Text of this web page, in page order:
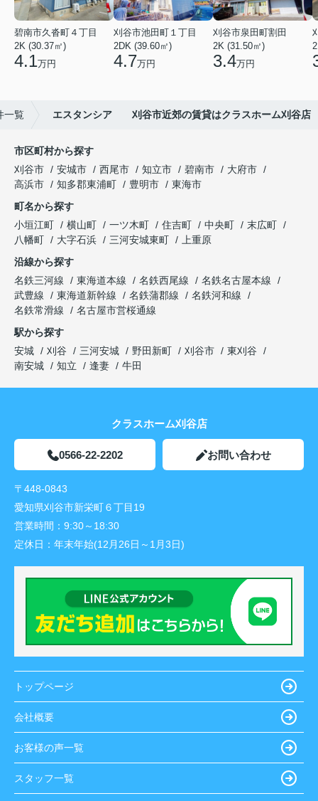
碧南市久沓町４丁目
2K (30.37㎡)
4.1万円
刈谷市池田町１丁目
2DK (39.60㎡)
4.7万円
刈谷市泉田町割田
2K (31.50㎡)
3.4万円
一覧 エスタンシア 刈谷市近郊の賃貸はクラスホーム刈谷店
市区町村から探す
刈谷市
安城市 西尾市 知立市 碧南市
大府市
高浜市
知多郡東浦町 豊明市
東海市
町名から探す
小垣江町
横山町 一ツ木町 住吉町 中央町
末広町
八幡町
大字石浜 三河安城東町
上重原
沿線から探す
名鉄三河線
東海道本線 名鉄西尾線
名鉄名古屋本線
武豊線
東海道新幹線 名鉄蒲郡線
名鉄河和線
名鉄常滑線
名古屋市営桜通線
駅から探す
安城
刈谷 三河安城 野田新町 刈谷市
東刈谷
南安城
知立 逢妻 牛田
クラスホーム刈谷店
0566-22-2202 お問い合わせ
〒448-0843
愛知県刈谷市新栄町６丁目19
営業時間： 9:30～18:30
定休日： 年末年始(12月26日～1月3日)
トップページ
会社概要
お客様の声一覧
スタッフ一覧